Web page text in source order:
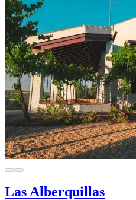
Las Alberquillas